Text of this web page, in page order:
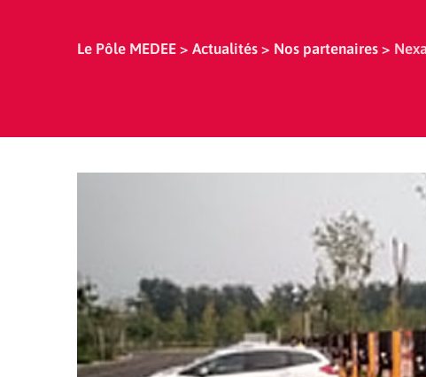
Le Pôle MEDEE > Actualités > Nos partenaires >